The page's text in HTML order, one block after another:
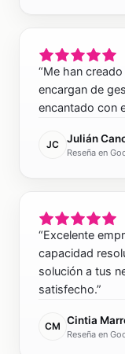
“Me han
encargan de
encantado con
JC Julián
Reseña en
“Excelente
capacidad
solución a tus
satisfecho.”
CM Cintia
Reseña en